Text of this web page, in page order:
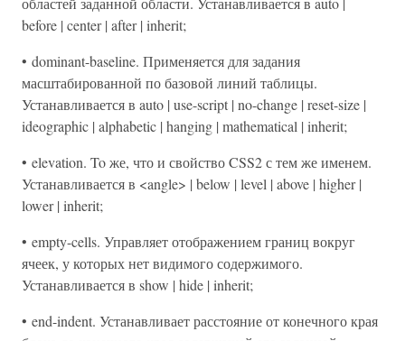
before | center | after | inherit;
• dominant-baseline. Применяется для задания
масштабированной по базовой линий таблицы.
Устанавливается в auto | use-script | no-change | reset-size |
ideographic | alphabetic | hanging | mathematical | inherit;
• elevation. To же, что и свойство CSS2 с тем же именем.
Устанавливается в <angle> | below | level | above | higher |
lower | inherit;
• empty-cells. Управляет отображением границ вокруг
ячеек, у которых нет видимого содержимого.
Устанавливается в show | hide | inherit;
• end-indent. Устанавливает расстояние от конечного края